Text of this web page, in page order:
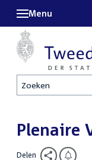
Zoeken
Menu
Plenaire
Delen